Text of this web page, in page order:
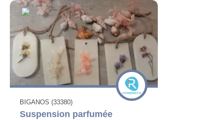
BIGANOS (33380)
Suspension parfumée